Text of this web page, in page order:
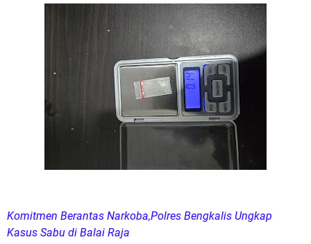
Komitmen Berantas Narkoba,Polres Bengkalis Ungkap
Kasus Sabu di Balai Raja